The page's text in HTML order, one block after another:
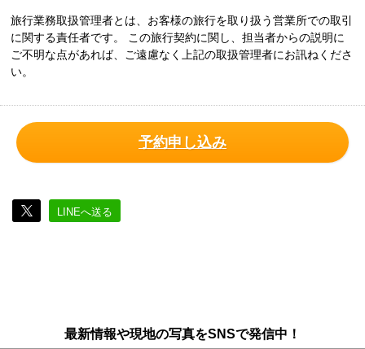
旅行業務取扱管理者とは、お客様の旅行を取り扱う営業所での取引
に関する責任者です。 この旅行契約に関し、担当者からの説明に
ご不明な点があれば、ご遠慮なく上記の取扱管理者にお訊ねくださ
い。
予約申し込み
LINEへ送る
最新情報や現地の写真をSNSで発信中！